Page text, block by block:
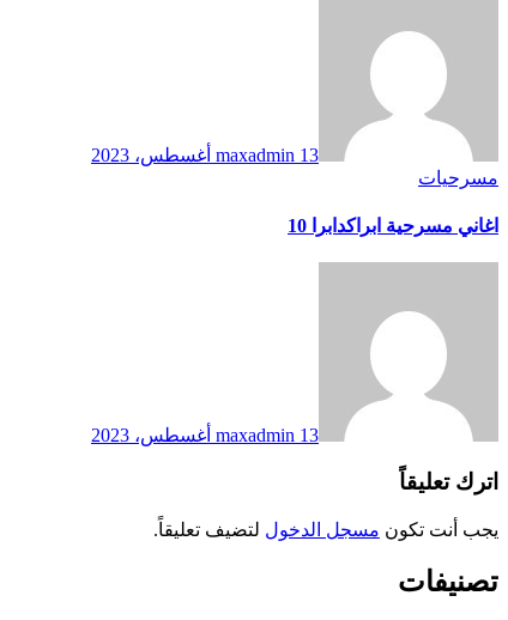
maxadmin 13 أغسطس، 2023
مسرحيات
اغاني مسرحية ابراكدابرا 10
maxadmin 13 أغسطس، 2023
اترك تعليقاً
يجب أنت تكون مسجل الدخول لتضيف تعليقاً.
تصنيفات